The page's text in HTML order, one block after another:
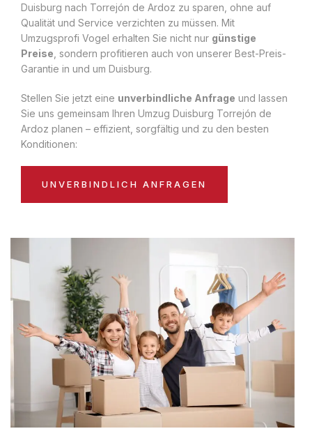
Duisburg nach Torrejón de Ardoz zu sparen, ohne auf
Qualität und Service verzichten zu müssen. Mit
Umzugsprofi Vogel erhalten Sie nicht nur günstige
Preise , sondern profitieren auch von unserer Best-Preis-
Garantie in und um Duisburg.
Stellen Sie jetzt eine unverbindliche Anfrage und lassen
Sie uns gemeinsam Ihren Umzug Duisburg Torrejón de
Ardoz planen – effizient, sorgfältig und zu den besten
Konditionen:
UNVERBINDLICH ANFRAGEN